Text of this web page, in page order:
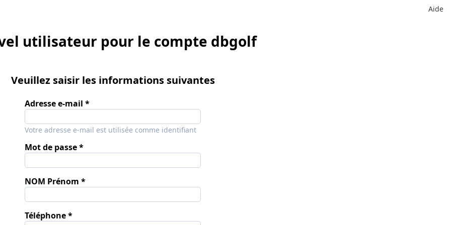
Aide
utilisateur pour le compte dbgolf
Veuillez saisir les informations suivantes
Adresse e-mail
Votre adresse e-mail est utilisée comme identifiant
Mot de passe
NOM Prénom
Téléphone